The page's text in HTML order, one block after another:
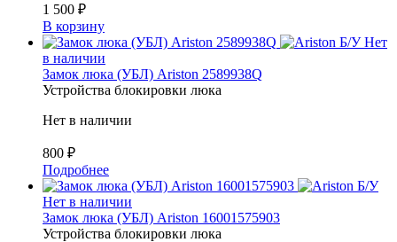
1 500 ₽
В корзину
Б/У Нет
в наличии
Замок люка (УБЛ) Ariston 2589938Q
Устройства блокировки люка
Нет в наличии
800 ₽
Подробнее
Б/У
Нет в наличии
Замок люка (УБЛ) Ariston 16001575903
Устройства блокировки люка